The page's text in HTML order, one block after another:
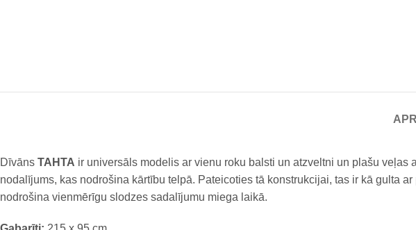
Dīvāns TAHTA ir universāls modelis ar vienu roku balsti un atzveltni un plašu veļas
nodalījums, kas nodrošina kārtību telpā. Pateicoties tā konstrukcijai, tas ir kā gulta
nodrošina vienmērīgu slodzes sadalījumu miega laikā.